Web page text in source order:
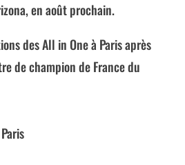
en août prochain.
des All in One à Paris après
de champion de France du